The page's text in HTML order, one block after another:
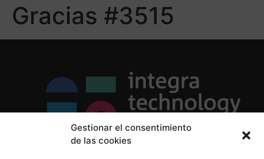
Gestionar el consentimiento
de las cookies
Gracias #3515